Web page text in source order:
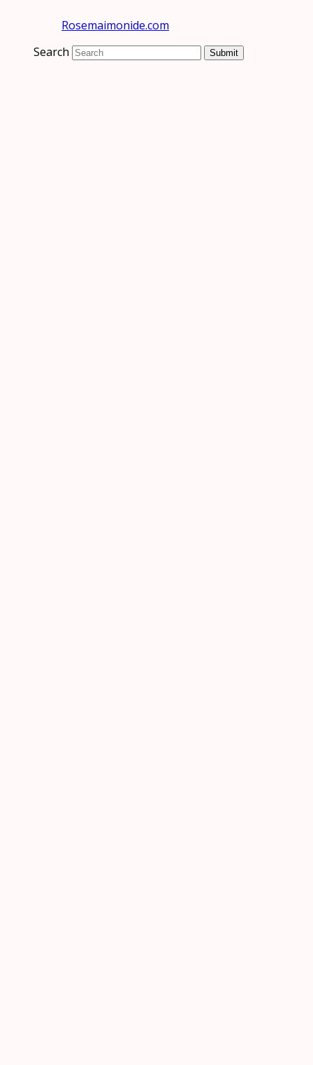
Rosemaimonide.com
Search
Submit